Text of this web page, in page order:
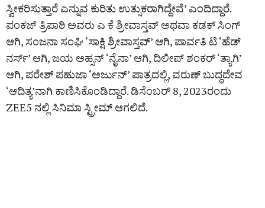
ಸ್ವೀಕರಿಸುತ್ತಾರೆ ಎನ್ನುವ ಕುರಿತು ಉತ್ಸುಕರಾಗಿದ್ದೇವೆ’ ಎಂದಿದ್ದಾರೆ.
ಪಂಕಜ್ ತ್ರಿಪಾಠಿ ಅವರು ಎ ಕೆ ಶ್ರೀವಾಸ್ತವ್ ಅಥವಾ ಕಡಕ್ ಸಿಂಗ್
ಆಗಿ, ಸಂಜನಾ ಸಂಘಿ ‘ಸಾಕ್ಷಿ ಶ್ರೀವಾಸ್ತವ್‌’ ಆಗಿ, ಪಾರ್ವತಿ ಟಿ ‘ಹೆಡ್
ನರ್ಸ್’ ಆಗಿ, ಜಯ ಅಹ್ಸನ್ ‘ನೈನಾ’ ಆಗಿ, ದಿಲೀಪ್ ಶಂಕರ್ ‘ತ್ಯಾಗಿ’
ಆಗಿ, ಪರೇಶ್ ಪಹುಜಾ ‘ಅರ್ಜುನ್’ ಪಾತ್ರದಲ್ಲಿ, ವರುಣ್ ಬುದ್ಧದೇವ
‘ಆದಿತ್ಯ’ನಾಗಿ ಕಾಣಿಸಿಕೊಂಡಿದ್ದಾರೆ. ಡಿಸೆಂಬರ್ 8, 2023ರಂದು
ZEE5 ನಲ್ಲಿ ಸಿನಿಮಾ ಸ್ಟ್ರೀಮ್‌ ಆಗಲಿದೆ.